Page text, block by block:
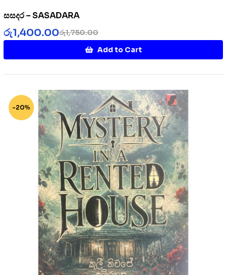
සසදර – SASADARA
රු1,750.00
රු1,400.00
Add to Cart
-20%